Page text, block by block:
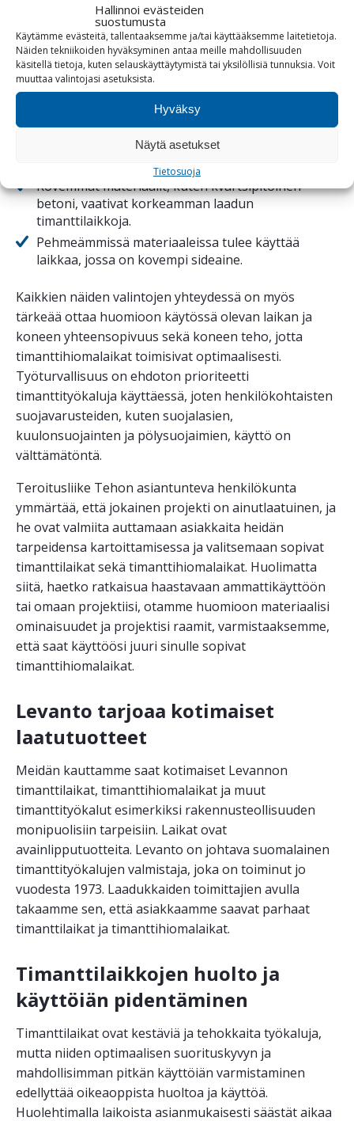
Hallinnoi evästeiden
suostumusta
Käytämme evästeitä, tallentaaksemme ja/tai käyttääksemme laitetietoja.
Näiden tekniikoiden hyväksyminen antaa meille mahdollisuuden
käsitellä tietoja, kuten selauskäyttäytymistä tai yksilöllisiä tunnuksia. Voit
muuttaa valintojasi asetuksista.
Hyväksy
Näytä asetukset
Tietosuoja
irrotettavien pinnoitteiden, kuten liiman, epoksin
tai maalin poistamiseen.
PCD-laikkojen kovat timanttikiteet pureutuvat
tehokkaasti materiaaleihin estäen tukkeutumista.
Materiaalien kovuuden arviointi:
Ennen laikan valintaa on tärkeää arvioida
työstettävän materiaalin kovuus.
Kovemmat materiaalit, kuten kvartsipitoinen
betoni, vaativat korkeamman laadun
timanttilaikkoja.
Pehmeämmissä materiaaleissa tulee käyttää
laikkaa, jossa on kovempi sideaine.
Kaikkien näiden valintojen yhteydessä on myös
tärkeää ottaa huomioon käytössä olevan laikan ja
koneen yhteensopivuus sekä koneen teho, jotta
timanttihiomalaikat toimisivat optimaalisesti.
Työturvallisuus on ehdoton prioriteetti
timanttityökaluja käyttäessä, joten henkilökohtaisten
suojavarusteiden, kuten suojalasien,
kuulonsuojainten ja pölysuojaimien, käyttö on
välttämätöntä.
Teroitusliike Tehon asiantunteva henkilökunta
ymmärtää, että jokainen projekti on ainutlaatuinen, ja
he ovat valmiita auttamaan asiakkaita heidän
tarpeidensa kartoittamisessa ja valitsemaan sopivat
timanttilaikat sekä timanttihiomalaikat. Huolimatta
siitä, haetko ratkaisua haastavaan ammattikäyttöön
tai omaan projektiisi, otamme huomioon materiaalisi
ominaisuudet ja projektisi raamit, varmistaaksemme,
että saat käyttöösi juuri sinulle sopivat
timanttihiomalaikat.
Levanto tarjoaa kotimaiset
laatutuotteet
Meidän kauttamme saat kotimaiset Levannon
timanttilaikat, timanttihiomalaikat ja muut
timanttityökalut esimerkiksi rakennusteollisuuden
monipuolisiin tarpeisiin. Laikat ovat
avainlipputuotteita. Levanto on johtava suomalainen
timanttityökalujen valmistaja, joka on toiminut jo
vuodesta 1973. Laadukkaiden toimittajien avulla
takaamme sen, että asiakkaamme saavat parhaat
timanttilaikat ja timanttihiomalaikat.
Timanttilaikkojen huolto ja
käyttöiän pidentäminen
Timanttilaikat ovat kestäviä ja tehokkaita työkaluja,
mutta niiden optimaalisen suorituskyvyn ja
mahdollisimman pitkän käyttöiän varmistaminen
edellyttää oikeaoppista huoltoa ja käyttöä.
Huolehtimalla laikoista asianmukaisesti säästät aikaa